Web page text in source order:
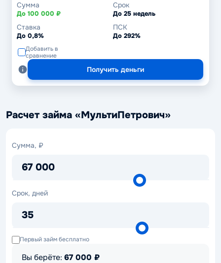
Сумма
До 100 000 ₽
Срок
До 25 недель
Ставка
До 0,8%
ПСК
До 292%
Добавить в
сравнение
Получить деньги
Расчет займа «МультиПетрович»
Сумма, ₽
67 000
Сумма,
Срок, дней
35
Срок,
Первый займ бесплатно
Вы берёте: 67 000 ₽